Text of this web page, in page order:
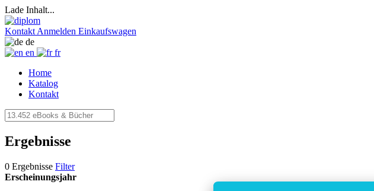
Lade Inhalt...
Kontakt Anmelden Einkaufswagen
de
en
fr
Home
Katalog
Kontakt
Ergebnisse
0 Ergebnisse Filter
Erscheinungsjahr